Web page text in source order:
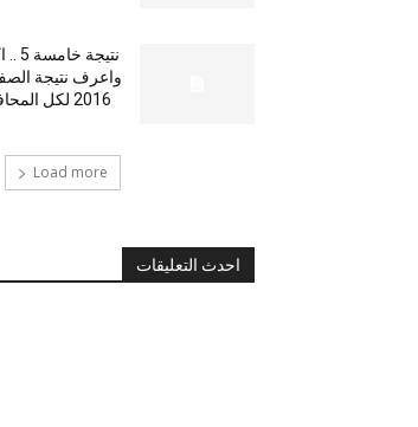
واعرف نتيجة
2016 لكل المحافظات – موجز مصر
Load more
احدث التعليقات